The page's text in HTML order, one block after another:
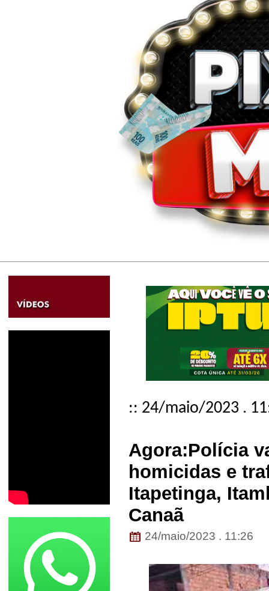
:: 24/maio/2023 .
Agora:Polícia
homicidas e
Itapetinga,
Canaã
24/maio/2023 . 11:26